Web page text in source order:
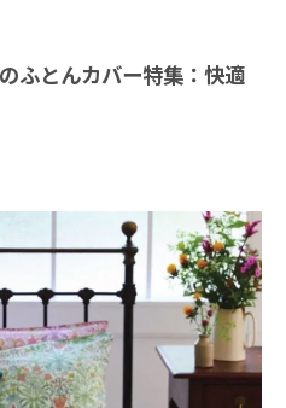
ふとんカバー特集：快適